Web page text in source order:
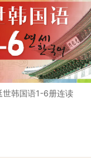
世韩国语1-6册连读